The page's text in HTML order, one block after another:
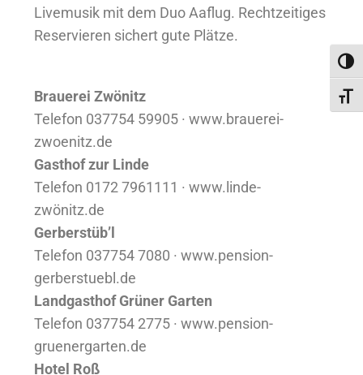
Livemusik mit dem Duo Aaflug. Rechtzeitiges
Reservieren sichert gute Plätze.
Brauerei Zwönitz
Telefon 037754 59905 · www.brauerei-
zwoenitz.de
Gasthof zur Linde
Telefon 0172 7961111 · www.linde-
zwönitz.de
Gerberstüb’l
Telefon 037754 7080 · www.pension-
gerberstuebl.de
Landgasthof Grüner Garten
Telefon 037754 2775 · www.pension-
gruenergarten.de
Hotel Roß